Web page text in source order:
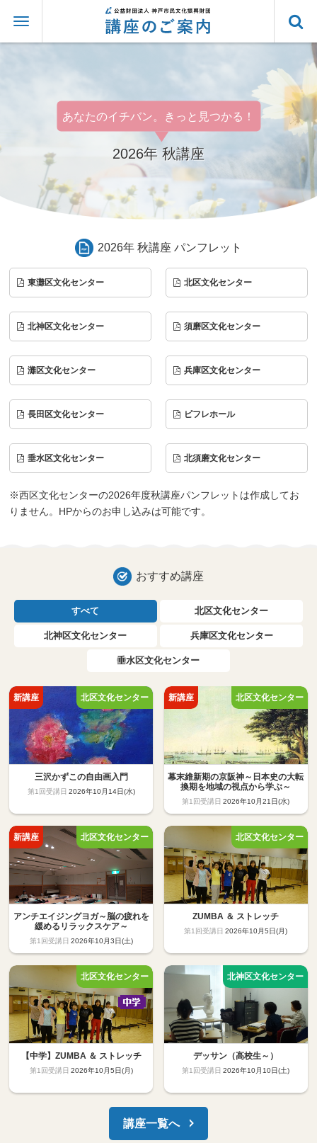
あなたのイチバン。きっと見つかる！
2026年 秋講座
2026年 秋講座 パンフレット
東灘区文化センター 北区文化センター
北神区文化センター 須磨区文化センター
灘区文化センター 兵庫区文化センター
長田区文化センター ピフレホール
垂水区文化センター 北須磨文化センター
※西区文化センターの2026年度秋講座パンフレットは作成してお
りません。HPからのお申し込みは可能です。
おすすめ講座
すべて 北区文化センター
北神区文化センター 兵庫区文化センター
垂水区文化センター
三沢かずこの自由画入門
2026年10月14日(水)
幕末維新期の京阪神～日本史の大転
換期を地域の視点から学ぶ～
2026年10月21日(水)
アンチエイジングヨガ～脳の疲れを
緩めるリラックスケア～
2026年10月3日(土)
ZUMBA ＆ ストレッチ
2026年10月5日(月)
【中学】ZUMBA ＆ ストレッチ
2026年10月5日(月)
デッサン（高校生～）
2026年10月10日(土)
講座一覧へ